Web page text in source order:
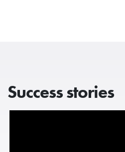
Success stories